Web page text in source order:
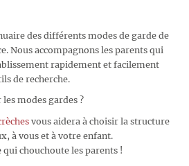
des différents modes de garde de
Nous accompagnons les parents qui
rapidement et facilement
de recherche.
modes gardes ?
vous aidera à choisir la structure
à vous et à votre enfant.
chouchoute les parents !